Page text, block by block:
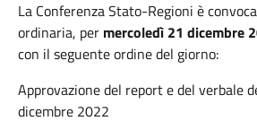
La Conferenza Stato-Regioni è
ordinaria, per mercoledì 21 dicembre
con il seguente ordine del giorno:
Approvazione del report e del verbale
dicembre 2022